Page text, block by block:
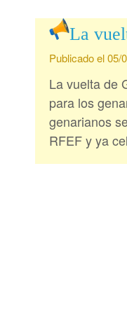
La
Publicado el 05/
La vuelta de
para los
genarianos
RFEF y ya